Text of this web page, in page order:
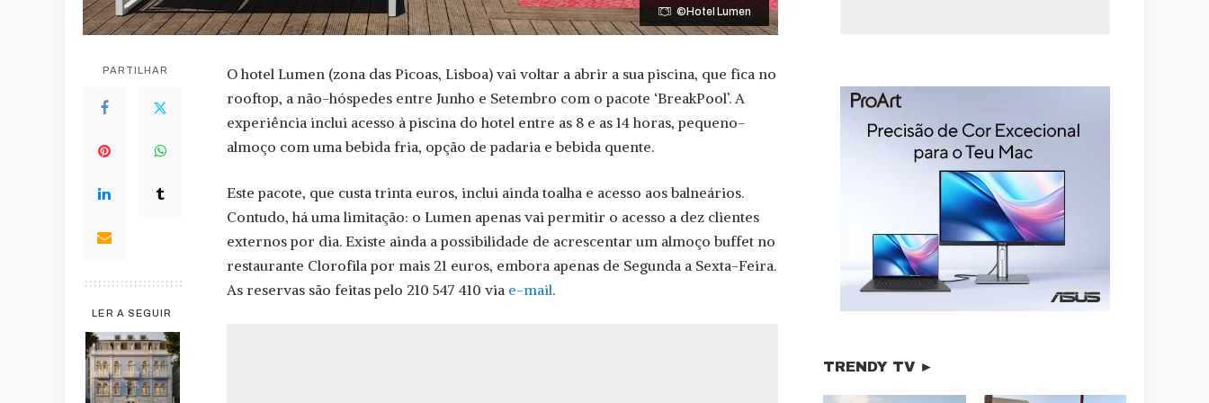
©Hotel Lumen
PARTILHAR
LER A SEGUIR
O hotel Lumen (zona das Picoas, Lisboa) vai voltar a abrir a sua piscina, que fica no
rooftop, a não-hóspedes entre Junho e Setembro com o pacote ‘BreakPool’. A
experiência inclui acesso à piscina do hotel entre as 8 e as 14 horas, pequeno-
almoço com uma bebida fria, opção de padaria e bebida quente.
Este pacote, que custa trinta euros, inclui ainda toalha e acesso aos balneários.
Contudo, há uma limitação: o Lumen apenas vai permitir o acesso a dez clientes
externos por dia. Existe ainda a possibilidade de acrescentar um almoço buffet no
restaurante Clorofila por mais 21 euros, embora apenas de Segunda a Sexta-Feira.
As reservas são feitas pelo 210 547 410 via e-mail.
TRENDY TV ►